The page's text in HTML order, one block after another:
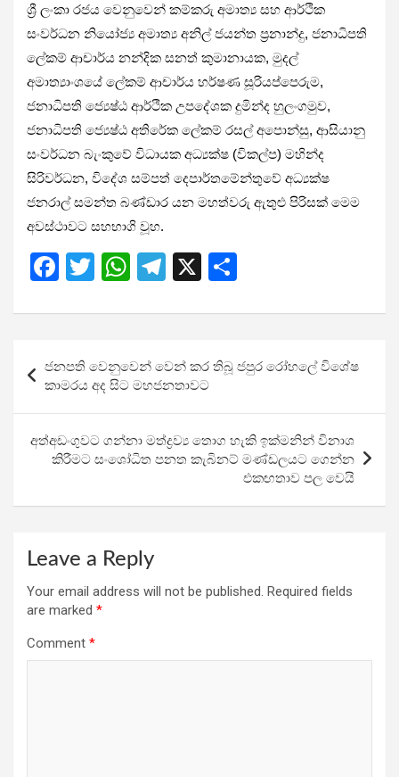
ශ්‍රී ලංකා රජය වෙනුවෙන් කම්කරු අමාත්‍ය සහ ආර්ථික
සංවර්ධන නියෝජ්‍ය අමාත්‍ය අනිල් ජයන්ත ප්‍රනාන්දු, ජනාධිපති
ලේකම් ආචාර්ය නන්දික සනත් කුමානායක, මුදල්
අමාත්‍යාංශයේ ලේකම් ආචාර්ය හර්ෂණ සූරියප්පෙරුම,
ජනාධිපති ජ්‍යෙෂ්ඨ ආර්ථික උපදේශක දුමින්ද හුලංගමුව,
ජනාධිපති ජ්‍යෙෂ්ඨ අතිරේක ලේකම් රසල් අපොන්සු, ආසියානු
සංවර්ධන බැංකුවේ විධායක අධ්‍යක්ෂ (විකල්ප) මහින්ද
සිරිවර්ධන, විදේශ සම්පත් දෙපාර්තමේන්තුවේ අධ්‍යක්ෂ
ජනරාල් සමන්ත බණ්ඩාර යන මහත්වරු ඇතුළු පිරිසක් මෙම
අවස්ථාවට සහභාගි වූහ.
F
ce
o
o
k
T
tt
er
W
at
s
A
p
p
T
e
gr
a
m
X
ar
e
navigation
ජනපති වෙනුවෙන් වෙන් කර තිබූ ජපුර රෝහලේ විශේෂ
කාමරය අද සිට මහජනතාවට
අත්අඩංගුවට ගන්නා මත්ද්‍රව්‍ය තොග හැකි ඉක්මනින් විනාශ
කිරීමට සංශෝධිත පනත කැබිනට් මණ්ඩලයට ගෙන්න
එකඟතාව පල වෙයි
Leave a Reply
Your email address will not be published. Required fields
are marked *
Comment *